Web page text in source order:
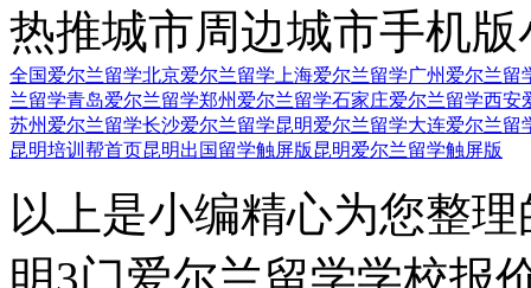
热推城市周边城市手机版
全国爱尔兰留学北京爱尔兰留学 上海爱尔兰留学广州爱尔兰留
兰留学青岛爱尔兰留学郑州爱尔兰留学石家庄爱尔兰留学西安
苏州爱尔兰留学长沙爱尔兰留学昆明爱尔兰留学大连爱尔兰留
昆明培训帮首页昆明出国留学触屏版昆明爱尔兰留学触屏版
以上是小编精心为您整
明3门爱尔兰留学学校报